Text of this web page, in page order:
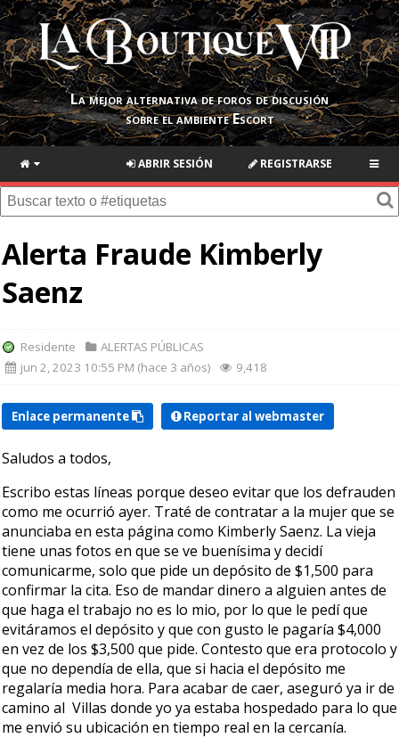
La mejor alternativa de foros de discusión
sobre el ambiente Escort
REGISTRARSE
ABRIR SESIÓN
Alerta Fraude Kimberly
Saenz
Residente
ALERTAS PÚBLICAS
jun 2, 2023 10:55 PM (hace 3 años)
9,418
Enlace permanente Reportar al webmaster
Saludos a todos,
Escribo estas líneas porque deseo evitar que los defrauden
como me ocurrió ayer. Traté de contratar a la mujer que se
anunciaba en esta página como Kimberly Saenz. La vieja
tiene unas fotos en que se ve buenísima y decidí
comunicarme, solo que pide un depósito de $1,500 para
confirmar la cita. Eso de mandar dinero a alguien antes de
que haga el trabajo no es lo mio, por lo que le pedí que
evitáramos el depósito y que con gusto le pagaría $4,000
en vez de los $3,500 que pide. Contesto que era protocolo y
que no dependía de ella, que si hacia el depósito me
regalaría media hora. Para acabar de caer, aseguró ya ir de
camino al Villas donde yo ya estaba hospedado para lo que
me envió su ubicación en tiempo real en la cercanía.